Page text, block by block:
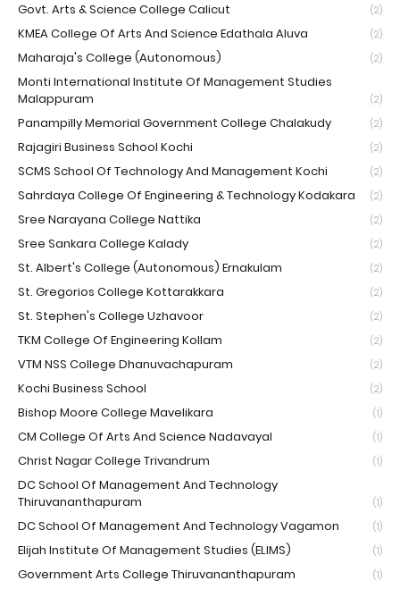
Govt. Arts & Science College Calicut (2)
KMEA College Of Arts And Science Edathala Aluva (2)
Maharaja's College (Autonomous) (2)
Monti International Institute Of Management Studies
Malappuram
(2)
Panampilly Memorial Government College Chalakudy (2)
Rajagiri Business School Kochi (2)
SCMS School Of Technology And Management Kochi (2)
Sahrdaya College Of Engineering & Technology Kodakara (2)
Sree Narayana College Nattika (2)
Sree Sankara College Kalady (2)
St. Albert's College (Autonomous) Ernakulam (2)
St. Gregorios College Kottarakkara (2)
St. Stephen's College Uzhavoor (2)
TKM College Of Engineering Kollam (2)
VTM NSS College Dhanuvachapuram (2)
Kochi Business School (2)
Bishop Moore College Mavelikara (1)
CM College Of Arts And Science Nadavayal (1)
Christ Nagar College Trivandrum (1)
DC School Of Management And Technology
Thiruvananthapuram
(1)
DC School Of Management And Technology Vagamon (1)
Elijah Institute Of Management Studies (ELIMS) (1)
Government Arts College Thiruvananthapuram (1)